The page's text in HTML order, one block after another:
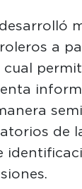
a
de